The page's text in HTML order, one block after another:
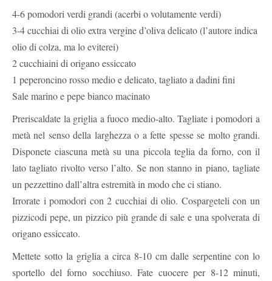
4-6 pomodori verdi grandi (acerbi o volutamente verdi)
3-4 cucchiai di olio extra vergine d’oliva delicato (l’autore indica
olio di colza, ma lo eviterei)
2 cucchiaini di origano essiccato
1 peperoncino rosso medio e delicato, tagliato a dadini fini
Sale marino e pepe bianco macinato
Preriscaldate la griglia a fuoco medio-alto. Tagliate i pomodori a
metà nel senso della larghezza o a fette spesse se molto grandi.
Disponete ciascuna metà su una piccola teglia da forno, con il
lato tagliato rivolto verso l’alto. Se non stanno in piano, tagliate
un pezzettino dall’altra estremità in modo che ci stiano.
Irrorate i pomodori con 2 cucchiai di olio. Cospargeteli con un
pizzicodi pepe, un pizzico più grande di sale e una spolverata di
origano essiccato.
Mettete sotto la griglia a circa 8-10 cm dalle serpentine con lo
sportello del forno socchiuso. Fate cuocere per 8-12 minuti,